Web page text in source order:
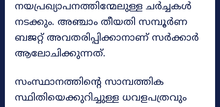
നയപ്രഖ്യാപനത്തിന്മേലുള്ള ചർച്ചകൾ
നടക്കും. അഞ്ചാം തീയതി സമ്പൂർണ
ബജറ്റ് അവതരിപ്പിക്കാനാണ് സർക്കാർ
ആലോചിക്കുന്നത്.
സംസ്ഥാനത്തിന്റെ സാമ്പത്തിക
സ്ഥിതിയെക്കുറിച്ചുള്ള ധവളപത്രവും